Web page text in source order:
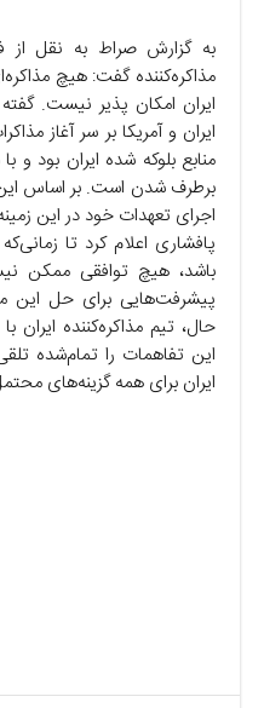
به گزارش صراط به نقل از
مذاکره‌کننده گفت: هیچ
ایران امکان پذیر نیست.
ایران و آمریکا بر سر آغاز
منابع بلوکه شده ایران بود و
برطرف شدن است. بر اساس
اجرای تعهدات خود در این
پافشاری اعلام کرد تا
باشد، هیچ توافقی ممکن
پیشرفت‌هایی برای حل
حال، تیم مذاکره‌کننده ایران
این تفاهمات را تمام‌شده
ایران برای همه گزینه‌های